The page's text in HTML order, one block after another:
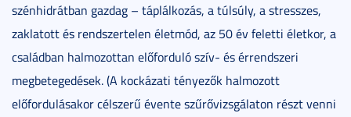
szénhidrátban gazdag – táplálkozás, a túlsúly, a stresszes,
zaklatott és rendszertelen életmód, az 50 év feletti életkor, a
családban halmozottan előforduló szív- és érrendszeri
megbetegedések. (A kockázati tényezők halmozott
előfordulásakor célszerű évente szűrővizsgálaton részt venni